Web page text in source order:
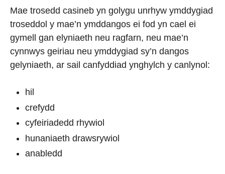
Mae trosedd casineb yn golygu unrhyw ymddygiad
troseddol y mae’n ymddangos ei fod yn cael ei
gymell gan elyniaeth neu ragfarn, neu mae’n
cynnwys geiriau neu ymddygiad sy’n dangos
gelyniaeth, ar sail canfyddiad ynghylch y canlynol:
hil
crefydd
cyfeiriadedd rhywiol
hunaniaeth drawsrywiol
anabledd